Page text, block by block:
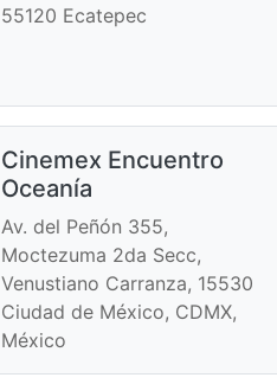
55120 Ecatepec
Cinemex Encuentro
Oceanía
Av. del Peñón 355,
Moctezuma 2da Secc,
Venustiano Carranza, 15530
Ciudad de México, CDMX,
México